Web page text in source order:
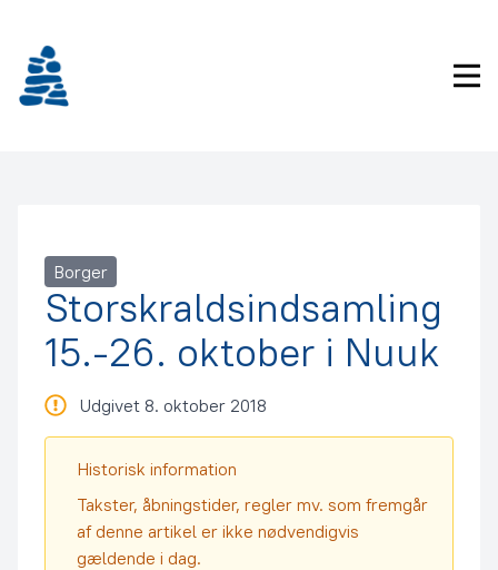
indhold
Borger
Storskraldsindsamling
15.-26. oktober i Nuuk
Udgivet 8. oktober 2018
Historisk information
Takster, åbningstider, regler mv. som fremgår
af denne artikel er ikke nødvendigvis
gældende i dag.